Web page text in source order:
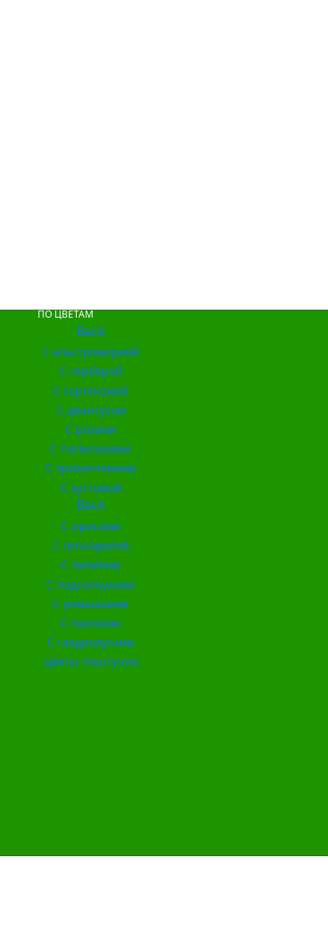
ПО ЦВЕТАМ
Back
С альстромерией
С герберой
С гортензией
С диантусом
С розами
С тюльпанами
С хризантемами
С эустомой
Back
С ирисами
С гипсофилой
С лилиями
С подсолнухами
С ромашками
С пионами
С гладиолусами
Цветы поштучно